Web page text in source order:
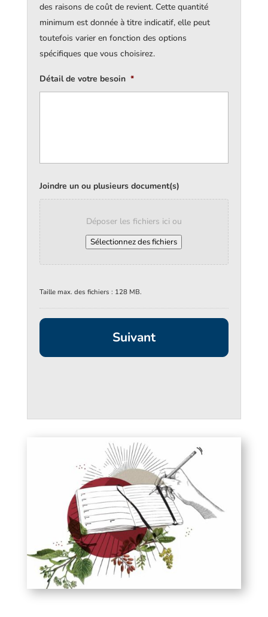
des raisons de coût de revient. Cette quantité
minimum est donnée à titre indicatif, elle peut
toutefois varier en fonction des options
spécifiques que vous choisirez.
Détail de votre besoin *
Joindre un ou plusieurs document(s)
Déposer les fichiers ici ou
Sélectionnez des fichiers
Taille max. des fichiers : 128 MB.